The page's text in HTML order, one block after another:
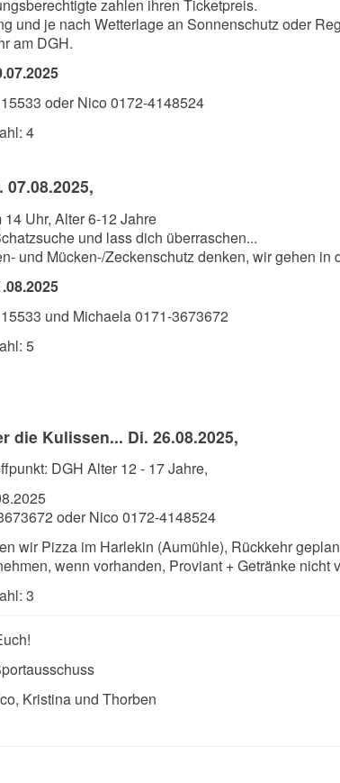
zahlen ihren Ticketpreis.
und je nach Wetterlage an Sonnenschutz oder
am DGH.
oder Nico 0172-4148524
4
Uhr, Alter 6-12 Jahre
und lass dich überraschen...
und Mücken-/Zeckenschutz denken, wir gehen in
und Michaela 0171-3673672
5
die Kulissen... Di. 26.08.2025,
DGH Alter 12 - 17 Jahre,
oder Nico 0172-4148524
wir Pizza im Harlekin (Aumühle), Rückkehr
wenn vorhanden, Proviant + Getränke nicht
3
Kristina und Thorben